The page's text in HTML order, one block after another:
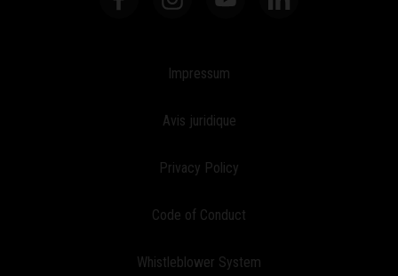
Impressum
Avis juridique
Privacy Policy
Code of Conduct
Whistleblower System